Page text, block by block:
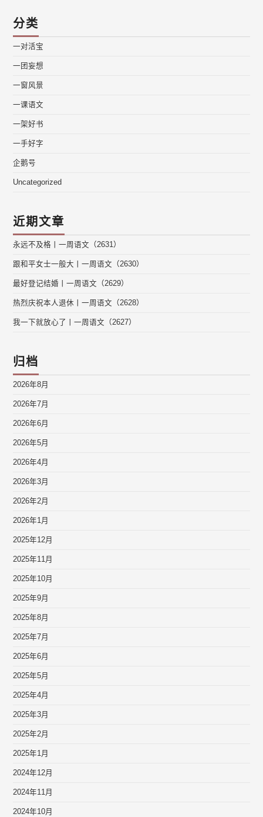
分类
一对活宝
一团妄想
一窗风景
一课语文
一架好书
一手好字
企鹅号
Uncategorized
近期文章
永远不及格丨一周语文（2631）
跟和平女士一般大丨一周语文（2630）
最好登记结婚丨一周语文（2629）
热烈庆祝本人退休丨一周语文（2628）
我一下就放心了丨一周语文（2627）
归档
2026年8月
2026年7月
2026年6月
2026年5月
2026年4月
2026年3月
2026年2月
2026年1月
2025年12月
2025年11月
2025年10月
2025年9月
2025年8月
2025年7月
2025年6月
2025年5月
2025年4月
2025年3月
2025年2月
2025年1月
2024年12月
2024年11月
2024年10月